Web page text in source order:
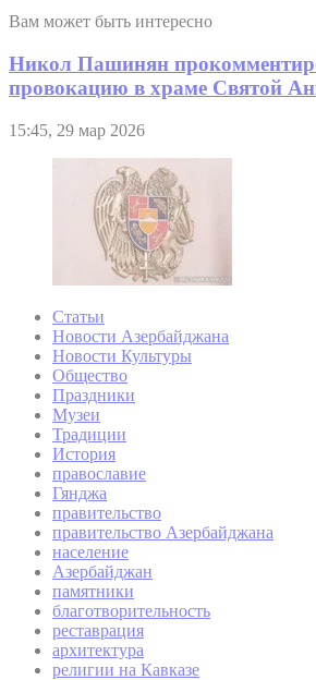
Вам может быть интересно
Никол Пашинян
провокацию в храме Святой
15:45, 29 мар 2026
Статьи
Новости Азербайджана
Новости Культуры
Общество
Праздники
Музеи
Традиции
История
православие
Гянджа
правительство
правительство Азербайджана
население
Азербайджан
памятники
благотворительность
реставрация
архитектура
религии на Кавказе